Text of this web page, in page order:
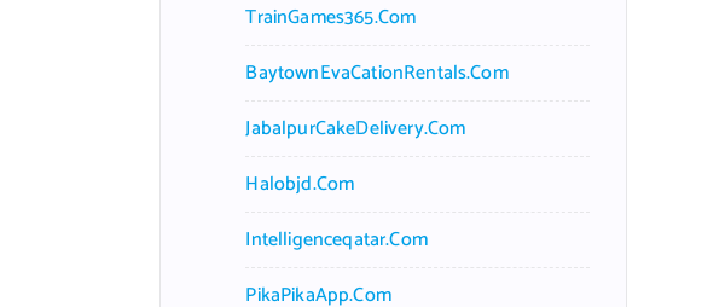
TrainGames365.com
BaytownEvaCationRentals.com
JabalpurCakeDelivery.com
Halobjd.com
Intelligenceqatar.com
PikaPikaApp.com